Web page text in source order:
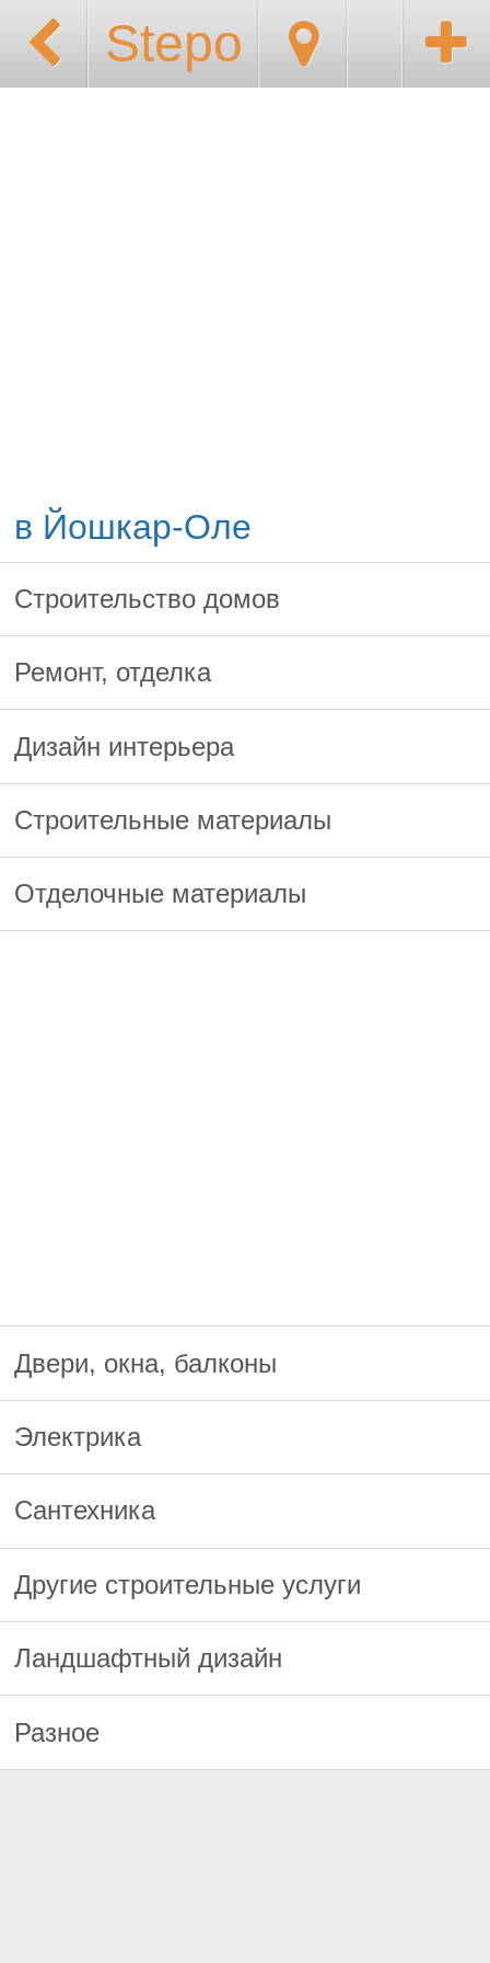
Stepo
в Йошкар-Оле
Строительство домов
Ремонт, отделка
Дизайн интерьера
Строительные материалы
Отделочные материалы
Двери, окна, балконы
Электрика
Сантехника
Другие строительные услуги
Ландшафтный дизайн
Разное